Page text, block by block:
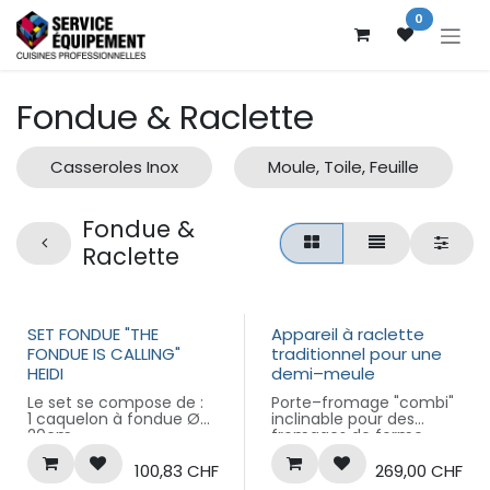
Se rendre au contenu 0
Fondue & Raclette
Casseroles Inox Moule, Toile, Feuille
Fondue &
Raclette
SET FONDUE "THE
FONDUE IS CALLING"
HEIDI
Le set se compose de :
1 caquelon à fondue Ø
20cm
6 fourchettes à fondue
avec manche en bois
1 réchaud et 1 pâte à
100,83 CHF
Nouveau !
Appareil à raclette
traditionnel pour une
demi–meule
Porte–fromage "combi"
inclinable pour des
fromages de forme
ronde ou carrée.
Possibilité de régler le
269,00 CHF